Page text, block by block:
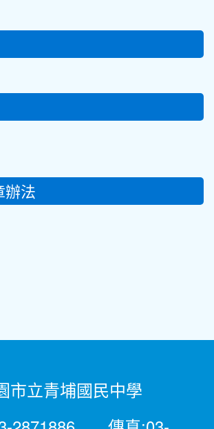
辦法
市立青埔國民中學